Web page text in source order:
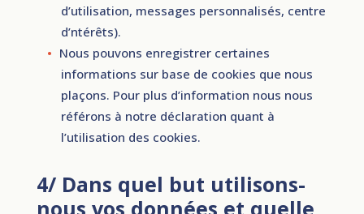
d’utilisation, messages personnalisés, centre
d’ntérêts).
Nous pouvons enregistrer certaines
informations sur base de cookies que nous
plaçons. Pour plus d’information nous nous
référons à notre déclaration quant à
l’utilisation des cookies.
4/ Dans quel but utilisons-
nous vos données et quelle